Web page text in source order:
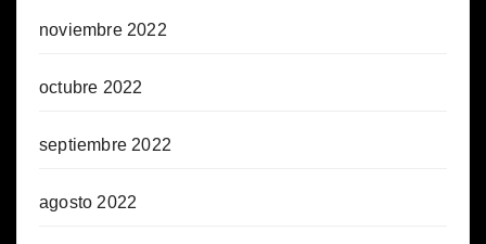
noviembre 2022
octubre 2022
septiembre 2022
agosto 2022